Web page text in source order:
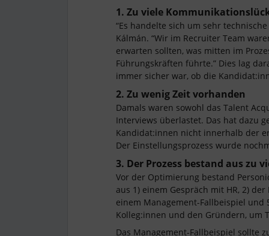
1. Zu viele
“Es handelte sich um sehr
Kálmán. “Wir im Recruiter Team
erwarten sollten, was mitten im
Führungskräften führte.” Dies lag
immer sicher war, ob die
2. Zu wenig Zeit vorhanden
Damals waren sowohl das Talent
Interviews überlastet. Das hat dazu
Kandidat:innen nicht innerhalb der
Der Einstellungsprozess wurde
3. Der Prozess bestand aus zu
Vor der Optimierung bestand
aus 1) einem Gespräch mit HR, 2)
einem Management-Fallbeispiel
Kolleg:innen und den Gründern, um
Das Management-Fallbeispiel sollte